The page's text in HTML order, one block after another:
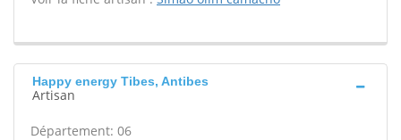
Happy energy Tibes, Antibes
Artisan
Département: 06